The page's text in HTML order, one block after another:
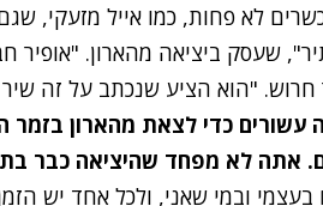
לא פחות, כמו אייל מזעקי,
שעסק ביציאה מהארון. "אופיר
חרוש. "הוא הציע שנכתב על זה
עשורים כדי לצאת מהארון בזמר
אתה לא מפחד שהיציאה כבר
בעצמי ובמי שאני, ולכל אחד יש